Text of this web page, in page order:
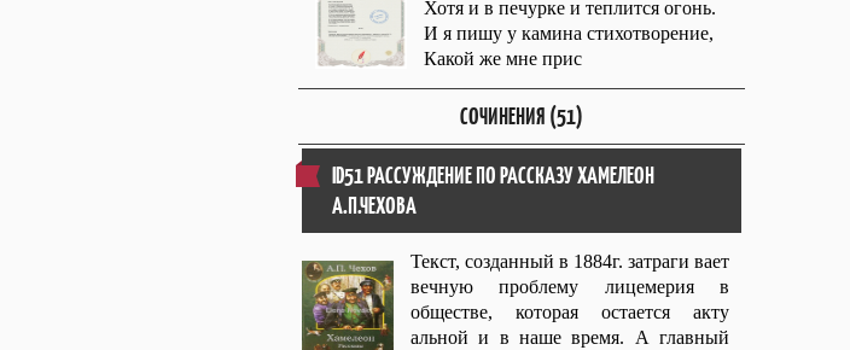
Хотя и в печурке и теплится огонь.
И я пишу у камина стихотворение,
Какой же мне прис
СОЧИНЕНИЯ (51)
ID51 РАССУЖДЕНИЕ ПО РАССКАЗУ ХАМЕЛЕОН
А.П.ЧЕХОВА
Текст, созданный в 1884г. затраги вает
вечную проблему лицемерия в
обществе, которая остается акту
альной и в наше время. А главный